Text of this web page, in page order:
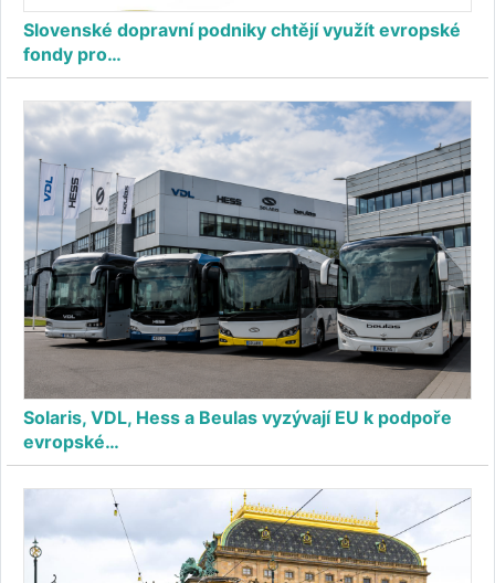
Slovenské dopravní podniky chtějí využít evropské
fondy pro…
Solaris, VDL, Hess a Beulas vyzývají EU k podpoře
evropské…